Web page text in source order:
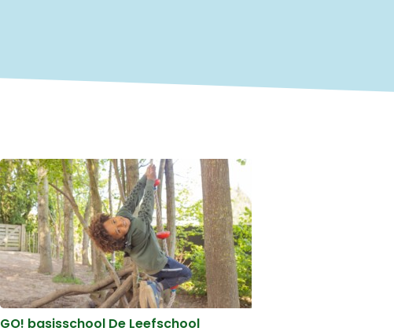
GO! basisschool De Leefschool